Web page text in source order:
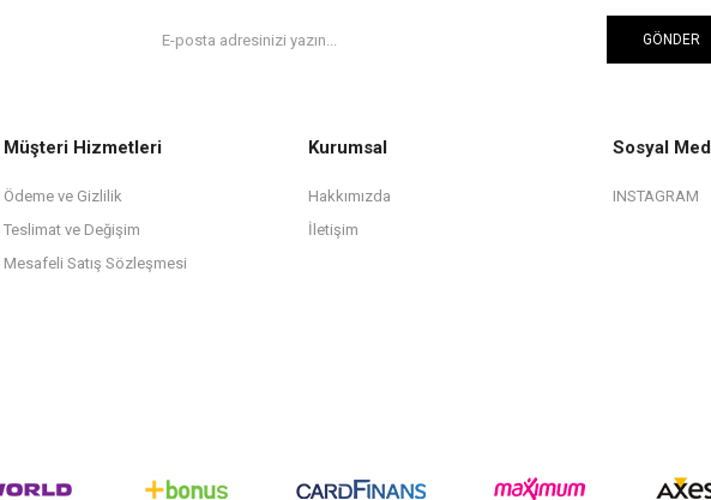
GÖNDER
Müşteri Hizmetleri
Ödeme ve Gizlilik
Teslimat ve Değişim
Mesafeli Satış Sözleşmesi
Kurumsal
Hakkımızda
İletişim
Sosyal
INSTAGRAM